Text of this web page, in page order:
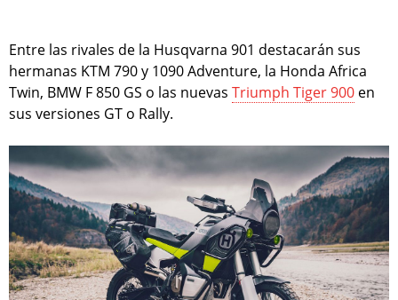
Entre las rivales de la Husqvarna 901 destacarán sus
hermanas KTM 790 y 1090 Adventure, la Honda Africa
Twin, BMW F 850 GS o las nuevas Triumph Tiger 900 en
sus versiones GT o Rally.